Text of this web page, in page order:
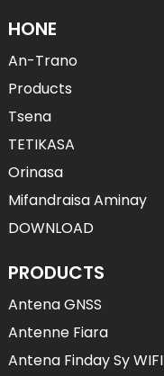
HONE
An-Trano
Products
Tsena
TETIKASA
Orinasa
Mifandraisa Aminay
DOWNLOAD
PRODUCTS
Antena GNSS
Antenne Fiara
Antena Finday Sy WIFI